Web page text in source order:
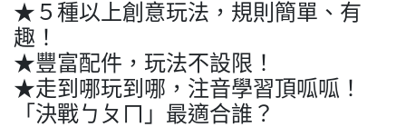
★５種以上創意玩法，規則簡單、有
趣！
★豐富配件，玩法不設限！
★走到哪玩到哪，注音學習頂呱呱！
「決戰ㄅㄆㄇ」最適合誰？